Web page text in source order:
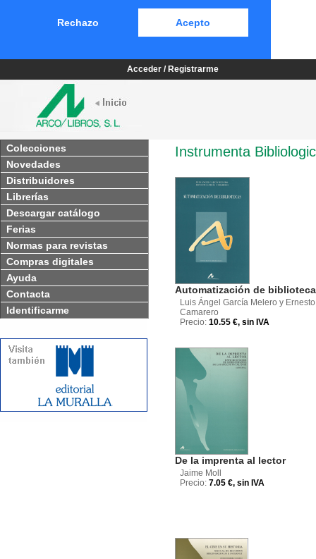
Rechazo Acepto
Acceder / Registrarme
Colecciones
Novedades
Distribuidores
Librerías
Descargar catálogo
Ferias
Normas para revistas
Compras digitales
Ayuda
Contacta
Identificarme
Instrumenta
Automatización de
Luis Ángel García Melero y
Camarero
Precio: 10.55 €, sin IVA
De la imprenta al lector
Jaime Moll
Precio: 7.05 €, sin IVA